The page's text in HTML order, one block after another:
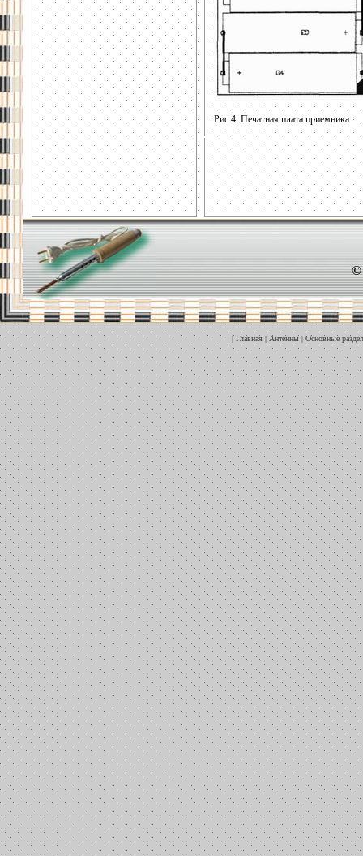
Рис.4. Печатная плата приемника
|Главная| Антенны |Основные